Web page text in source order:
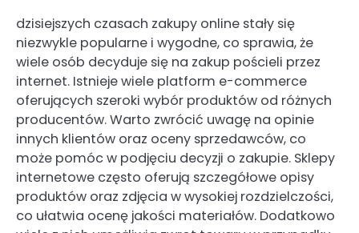
dzisiejszych czasach zakupy online stały się
niezwykle popularne i wygodne, co sprawia, że
wiele osób decyduje się na zakup pościeli przez
internet. Istnieje wiele platform e-commerce
oferujących szeroki wybór produktów od różnych
producentów. Warto zwrócić uwagę na opinie
innych klientów oraz oceny sprzedawców, co
może pomóc w podjęciu decyzji o zakupie. Sklepy
internetowe często oferują szczegółowe opisy
produktów oraz zdjęcia w wysokiej rozdzielczości,
co ułatwia ocenę jakości materiałów. Dodatkowo